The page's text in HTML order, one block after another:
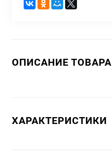
ОПИСАНИЕ ТОВАРА
ХАРАКТЕРИСТИКИ